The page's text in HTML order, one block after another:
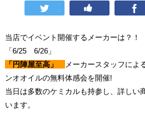
当店でイベント開催するメーカーは？！
「6/25 6/26」
「円陣屋至高」
メーカースタッフによ
ンオオイルの無料体感会を開催!
当日は多数のケミカルも持参し、詳しい
います。